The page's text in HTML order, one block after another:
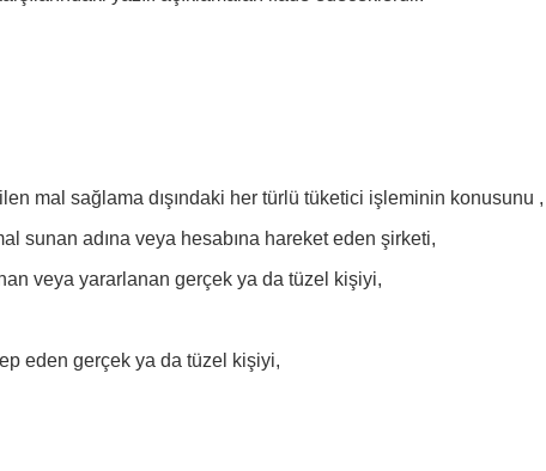
mal sağlama dışındaki her türlü tüketici işleminin konusunu ,
sunan adına veya hesabına hareket eden şirketi,
veya yararlanan gerçek ya da tüzel kişiyi,
eden gerçek ya da tüzel kişiyi,